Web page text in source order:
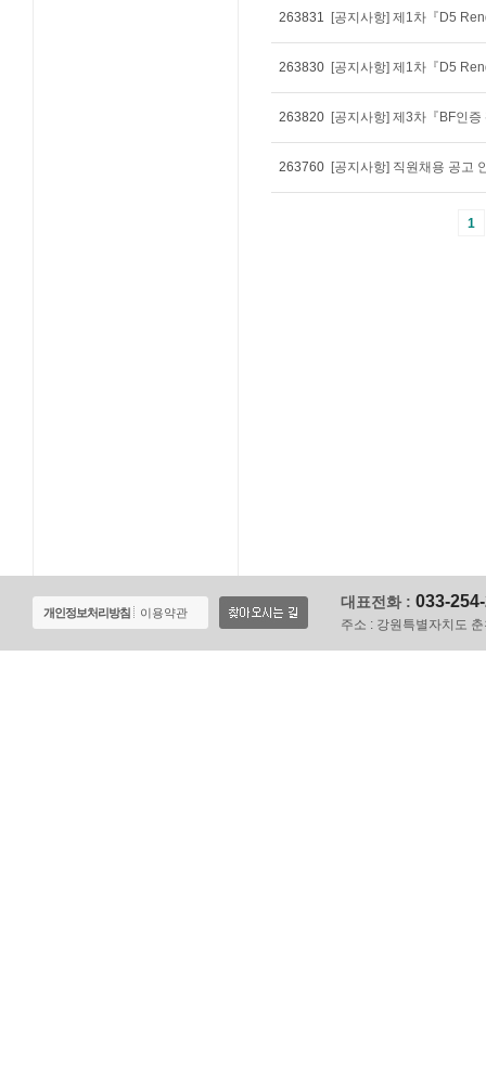
263831
263830
263820 [공지사항] 제3차『BF인
263760 [공지사항] 직원채용 공고
1
개인정보처리방침 이용약관
대표전화 : 033-
주소 : 강원특별자치도